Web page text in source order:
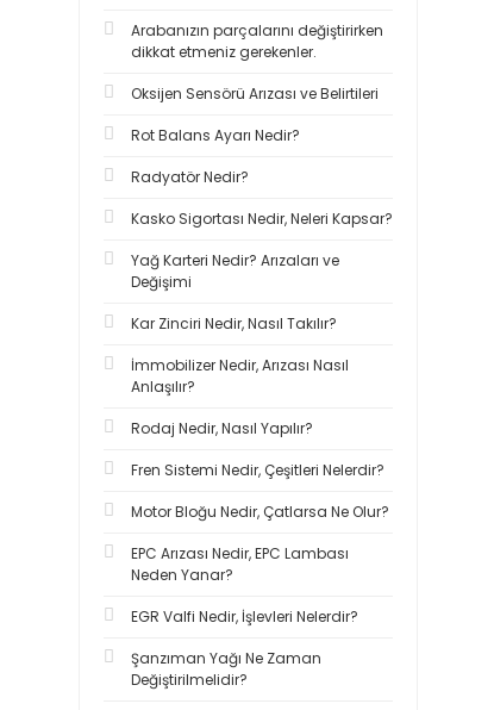
Arabanızın parçalarını değiştirirken
dikkat etmeniz gerekenler.
Oksijen Sensörü Arızası ve Belirtileri
Rot Balans Ayarı Nedir?
Radyatör Nedir?
Kasko Sigortası Nedir, Neleri Kapsar?
Yağ Karteri Nedir? Arızaları ve
Değişimi
Kar Zinciri Nedir, Nasıl Takılır?
İmmobilizer Nedir, Arızası Nasıl
Anlaşılır?
Rodaj Nedir, Nasıl Yapılır?
Fren Sistemi Nedir, Çeşitleri Nelerdir?
Motor Bloğu Nedir, Çatlarsa Ne Olur?
EPC Arızası Nedir, EPC Lambası
Neden Yanar?
EGR Valfi Nedir, İşlevleri Nelerdir?
Şanzıman Yağı Ne Zaman
Değiştirilmelidir?